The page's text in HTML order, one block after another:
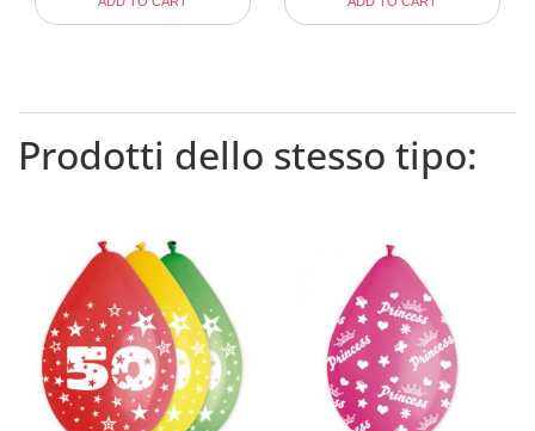
Prodotti dello stesso tipo: